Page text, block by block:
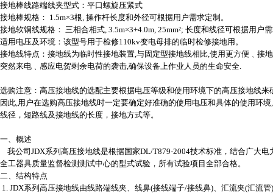
接地棒线路端线夹型式：平口螺旋压紧式
接地棒规格： 1.5m×3根, 操作杆长度和外径可根据用户需求定制。
接地软铜线规格： 三相合相式, 3.5m×3+4.0m, 25mm²; 长度和线径可根据用户
适用电压及环境：该型号用于检修110kv变电母排的临时检修接地用。
接地线特点：接地线为临时性接地装置,与固定型接地线相比,使用更方便﹑接
突然来电﹑感应电贺剩余电荷的袭击,确保设备上作业人员的生命安全.
选购注意：高压接地线的选配主要根据电压等级和使用环境下的高压接地线
因此,用户在选购高压接地线时一定要确定好准确的使用电压和具体的使用环
线径，短路线及接地线的长度，接地方式等。
一、概述
我公司JDX系列高压接地线是根据国家DL/T879-2004技术标准，结合广大
全工器具质量监督检测测试中心的型式试验，所有试验项目全部合格。
二、结构特点
1. JDX系列高压接地线由线路端线夹、线鼻(接线端子/接线鼻)、汇流夹(汇流